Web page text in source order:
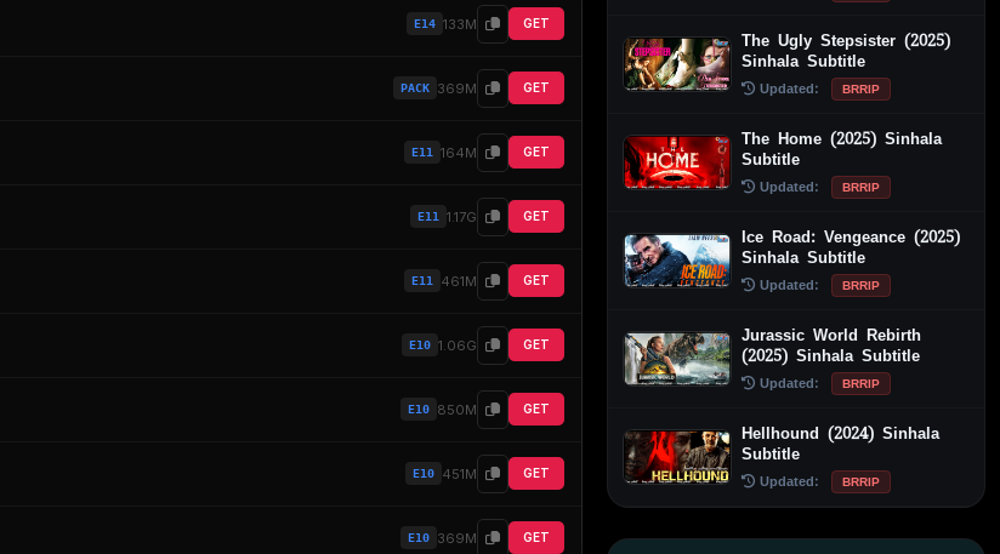
E14 133M GET
PACK 369M GET
E11 164M GET
E11 1.17G GET
E11 461M GET
E10 1.06G GET
E10 850M GET
E10 451M GET
E10 369M GET
The Ugly Stepsister (2025)
Sinhala Subtitle
Updated: BRRIP
The Home (2025) Sinhala
Subtitle
Updated: BRRIP
Ice Road: Vengeance (2025)
Sinhala Subtitle
Updated: BRRIP
Jurassic World Rebirth
(2025) Sinhala Subtitle
Updated: BRRIP
Hellhound (2024) Sinhala
Subtitle
Updated: BRRIP